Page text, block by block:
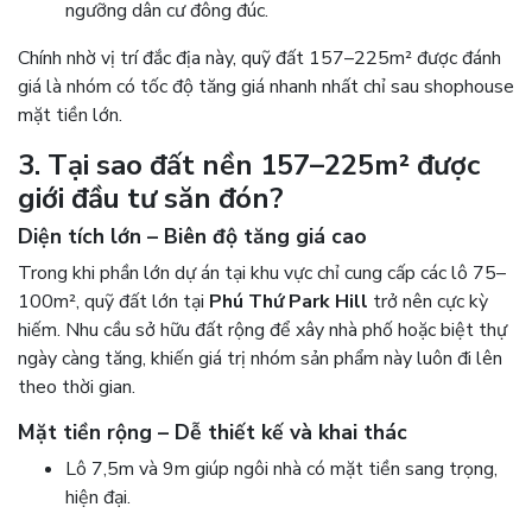
ngưỡng dân cư đông đúc.
Chính nhờ vị trí đắc địa này, quỹ đất 157–225m² được đánh
giá là nhóm có tốc độ tăng giá nhanh nhất chỉ sau shophouse
mặt tiền lớn.
3. Tại sao đất nền 157–225m² được
giới đầu tư săn đón?
Diện tích lớn – Biên độ tăng giá cao
Trong khi phần lớn dự án tại khu vực chỉ cung cấp các lô 75–
100m², quỹ đất lớn tại Phú Thứ Park Hill trở nên cực kỳ
hiếm. Nhu cầu sở hữu đất rộng để xây nhà phố hoặc biệt thự
ngày càng tăng, khiến giá trị nhóm sản phẩm này luôn đi lên
theo thời gian.
Mặt tiền rộng – Dễ thiết kế và khai thác
Lô 7,5m và 9m giúp ngôi nhà có mặt tiền sang trọng,
hiện đại.